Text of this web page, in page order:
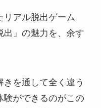
リアル脱出ゲーム
出」の魅力を、余す
を通して全く違う
験ができるのがこの